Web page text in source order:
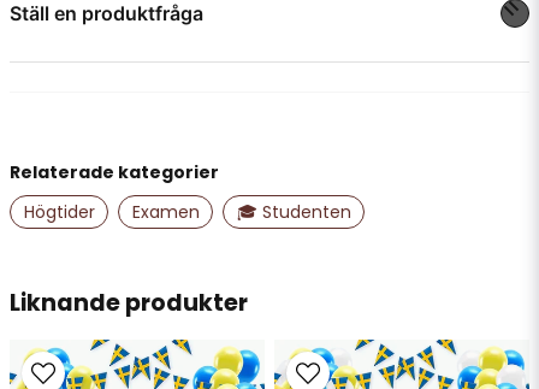
Ställ en produktfråga
name
Namn
email
Mejladress
Liknande produkter
Relaterade kategorier
Högtider
Examen 🎓 Studenten